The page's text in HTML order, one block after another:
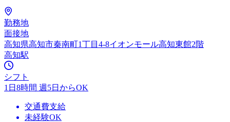
勤務地
面接地
高知県高知市秦南町1丁目4-8イオンモール高知東館2階
高知駅
シフト
1日8時間 週5日からOK
交通費支給
未経験OK